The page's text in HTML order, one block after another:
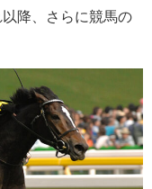
降、さらに競馬の